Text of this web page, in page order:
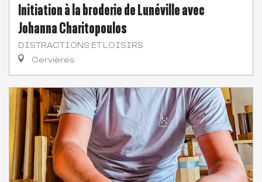
Initiation à la broderie de Lunéville avec
Johanna Charitopoulos
DISTRACTIONS ET LOISIRS
Cervières